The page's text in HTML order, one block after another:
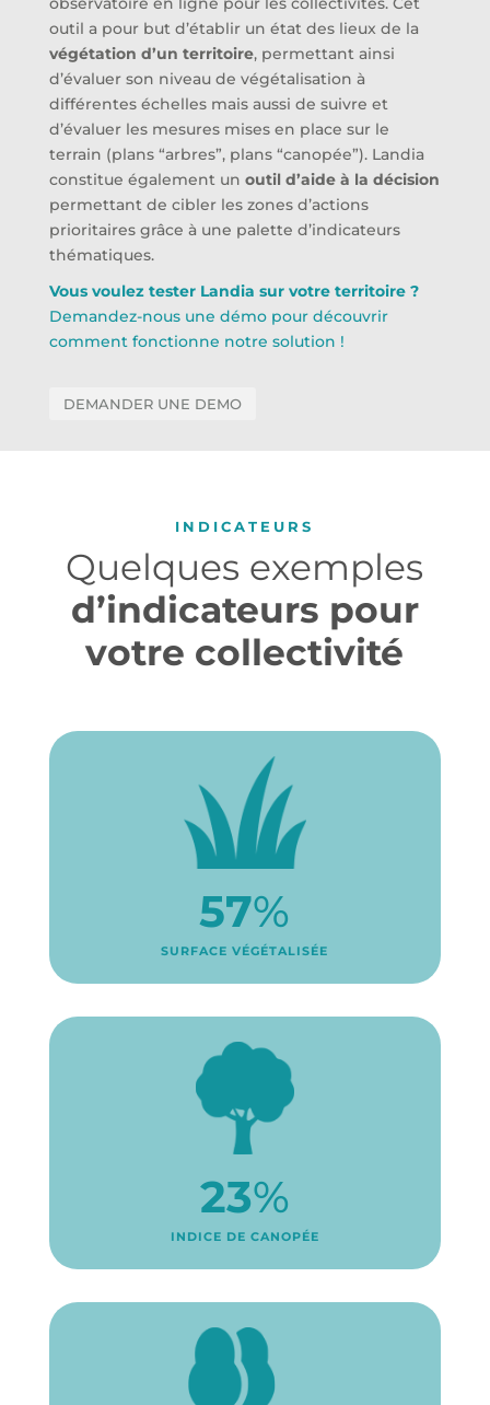
outil a pour but d’établir un état des lieux de la
végétation d’un territoire, permettant ainsi
d’évaluer son niveau de végétalisation à
différentes échelles mais aussi de suivre et
d’évaluer les mesures mises en place sur le
terrain (plans “arbres”, plans “canopée”). Landia
constitue également un outil d’aide à la décision
permettant de cibler les zones d’actions
prioritaires grâce à une palette d’indicateurs
thématiques.
Vous voulez tester Landia sur votre territoire ?
Demandez-nous une démo pour découvrir
comment fonctionne notre solution !
DEMANDER UNE DEMO
INDICATEURS
Quelques exemples
d’indicateurs pour
votre collectivité
57%
SURFACE VÉGÉTALISÉE
23%
INDICE DE CANOPÉE